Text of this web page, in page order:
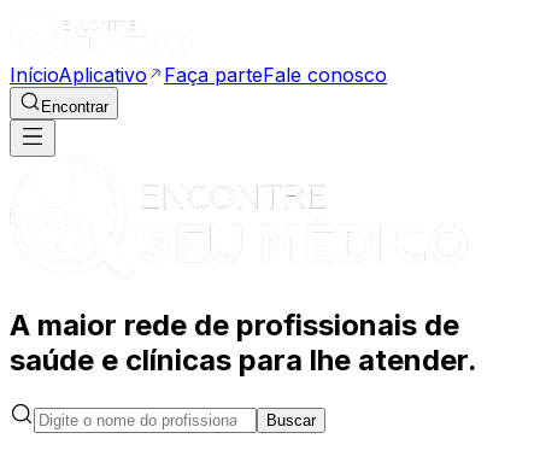
InícioAplicativo Faça parteFale conosco
Encontrar
A maior rede de profissionais de
saúde e clínicas para lhe atender.
Buscar